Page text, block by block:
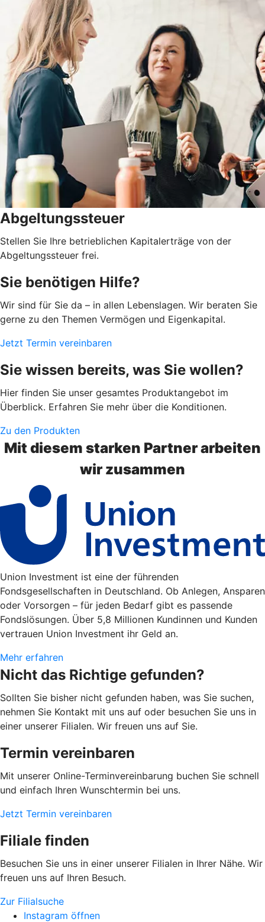
Abgeltungssteuer
Stellen Sie Ihre betrieblichen Kapitalerträge von der
Abgeltungssteuer frei.
Sie benötigen Hilfe?
Wir sind für Sie da – in allen Lebenslagen. Wir beraten Sie
gerne zu den Themen Vermögen und Eigenkapital.
Jetzt Termin vereinbaren
Sie wissen bereits, was Sie wollen?
Hier finden Sie unser gesamtes Produktangebot im
Überblick. Erfahren Sie mehr über die Konditionen.
Zu den Produkten
Mit diesem starken Partner arbeiten
wir zusammen
Union Investment ist eine der führenden
Fondsgesellschaften in Deutschland. Ob Anlegen, Ansparen
oder Vorsorgen – für jeden Bedarf gibt es passende
Fondslösungen. Über 5,8 Millionen Kundinnen und Kunden
vertrauen Union Investment ihr Geld an.
Mehr erfahren
Nicht das Richtige gefunden?
Sollten Sie bisher nicht gefunden haben, was Sie suchen,
nehmen Sie Kontakt mit uns auf oder besuchen Sie uns in
einer unserer Filialen. Wir freuen uns auf Sie.
Termin vereinbaren
Mit unserer Online-Terminvereinbarung buchen Sie schnell
und einfach Ihren Wunschtermin bei uns.
Jetzt Termin vereinbaren
Filiale finden
Besuchen Sie uns in einer unserer Filialen in Ihrer Nähe. Wir
freuen uns auf Ihren Besuch.
Zur Filialsuche
Instagram öffnen